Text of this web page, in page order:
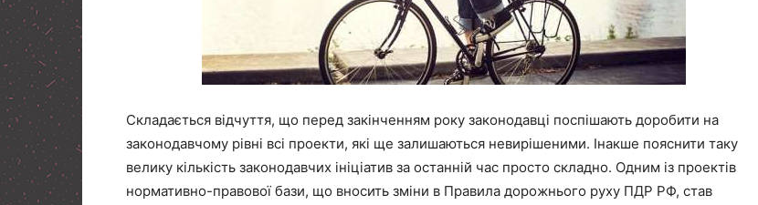
Складається відчуття, що перед закінченням року законодавці поспішають доробити на
законодавчому рівні всі проекти, які ще залишаються невирішеними. Інакше пояснити таку
велику кількість законодавчих ініціатив за останній час просто складно. Одним із проектів
нормативно-правової бази, що вносить зміни в Правила дорожнього руху ПДР РФ, став